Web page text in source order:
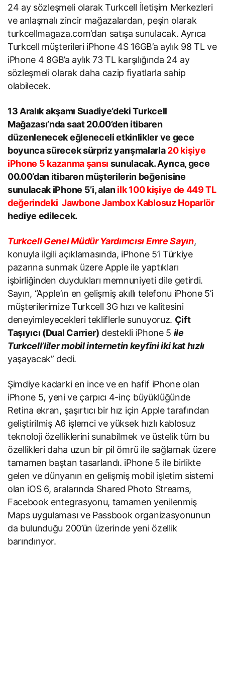
24 ay sözleşmeli olarak Turkcell İletişim Merkezleri
ve anlaşmalı zincir mağazalardan, peşin olarak
turkcellmagaza.com’dan satışa sunulacak. Ayrıca
Turkcell müşterileri iPhone 4S 16GB’a aylık 98 TL ve
iPhone 4 8GB’a aylık 73 TL karşılığında 24 ay
sözleşmeli olarak daha cazip fiyatlarla sahip
olabilecek.
13 Aralık akşamı Suadiye’deki Turkcell
Mağazası’nda saat 20.00’den itibaren
düzenlenecek eğleneceli etkinlikler ve gece
boyunca sürecek sürpriz yarışmalarla20 kişiye
iPhone 5 kazanma şansı sunulacak. Ayrıca, gece
00.00’dan itibaren müşterilerin beğenisine
sunulacak iPhone 5’i, alanilk 100 kişiye de 449 TL
değerindeki Jawbone Jambox Kablosuz Hoparlör
hediye edilecek.
Turkcell Genel Müdür Yardımcısı Emre Sayın,
konuyla ilgili açıklamasında, iPhone 5’i Türkiye
pazarına sunmak üzere Apple ile yaptıkları
işbirliğinden duydukları memnuniyeti dile getirdi.
Sayın, “Apple’ın en gelişmiş akıllı telefonu iPhone 5’i
müşterilerimize Turkcell 3G hızı ve kalitesini
deneyimleyecekleri tekliflerle sunuyoruz. Çift
Taşıyıcı (Dual Carrier) destekli iPhone 5 ile
Turkcell’liler mobil internetin keyfini iki kat hızlı
yaşayacak” dedi.
Şimdiye kadarki en ince ve en hafif iPhone olan
iPhone 5, yeni ve çarpıcı 4-inç büyüklüğünde
Retina ekran, şaşırtıcı bir hız için Apple tarafından
geliştirilmiş A6 işlemci ve yüksek hızlı kablosuz
teknoloji özelliklerini sunabilmek ve üstelik tüm bu
özellikleri daha uzun bir pil ömrü ile sağlamak üzere
tamamen baştan tasarlandı. iPhone 5 ile birlikte
gelen ve dünyanın en gelişmiş mobil işletim sistemi
olan iOS 6, aralarında Shared Photo Streams,
Facebook entegrasyonu, tamamen yenilenmiş
Maps uygulaması ve Passbook organizasyonunun
da bulunduğu 200’ün üzerinde yeni özellik
barındırıyor.